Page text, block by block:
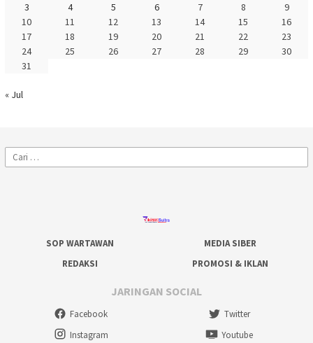
3
4 5 6 7 8
9
10
11 12 13 14 15
16
17
18 19 20 21 22
23
24
25 26 27 28 29
30
31
« Jul
Cari
untuk:
SOP WARTAWAN
MEDIA SIBER
REDAKSI
PROMOSI & IKLAN
JARINGAN SOCIAL
Facebook
Twitter
Instagram
Youtube